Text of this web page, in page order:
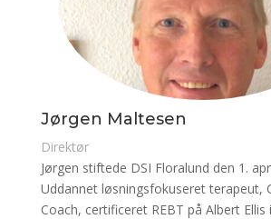
Jørgen Maltesen
Direktør
Jørgen stiftede DSI Floralund den 1.
Uddannet løsningsfokuseret terapeut,
Coach, certificeret REBT på Albert